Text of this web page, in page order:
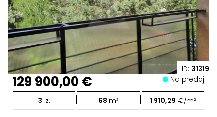
ID: 31319
129 900,00 € Na predaj
3 iz. | 68 m² | 1 910,29 €/m²